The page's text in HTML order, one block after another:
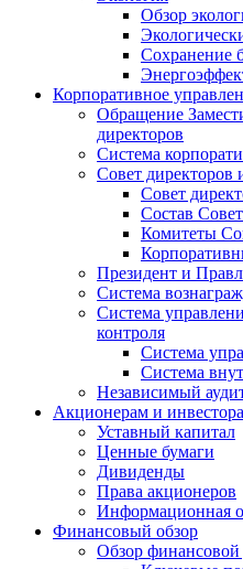
Обзор
Сохранение
Корпоративное
Обращение
директоров
Система
Совет директоров
Совет
Состав
Комитеты
Президент и
Система
Система
контроля
Система
Система
Независимый
Акционерам и
Уставный капитал
Ценные бумаги
Дивиденды
Права акционеров
Информационная
Финансовый обзор
Обзор